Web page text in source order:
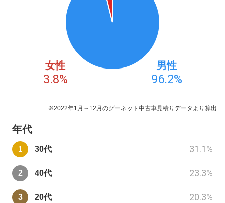
女性
3.8%
男性
96.2%
※2022年1月～12月のグーネット中古車見積りデータより算出
年代
30代 31.1%
40代 23.3%
20代 20.3%